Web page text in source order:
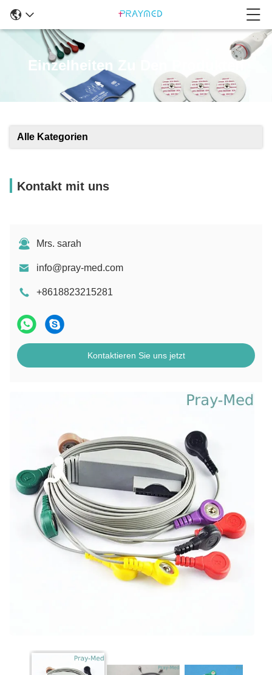
Einzelheiten Zu Den Produkten
Alle Kategorien
Kontakt mit uns
Mrs. sarah
info@pray-med.com
+8618823215281
Kontaktieren Sie uns jetzt